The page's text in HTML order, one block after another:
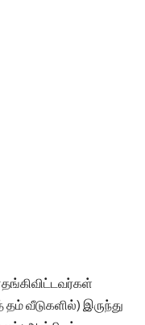
வீடுகளில்) இருந்து